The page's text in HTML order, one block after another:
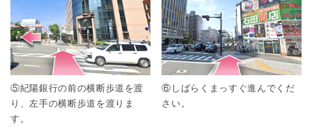
⑤紀陽銀行の前の横断歩道を渡
り、左手の横断歩道を渡りま
す。
⑥しばらくまっすぐ進んでくだ
さい。